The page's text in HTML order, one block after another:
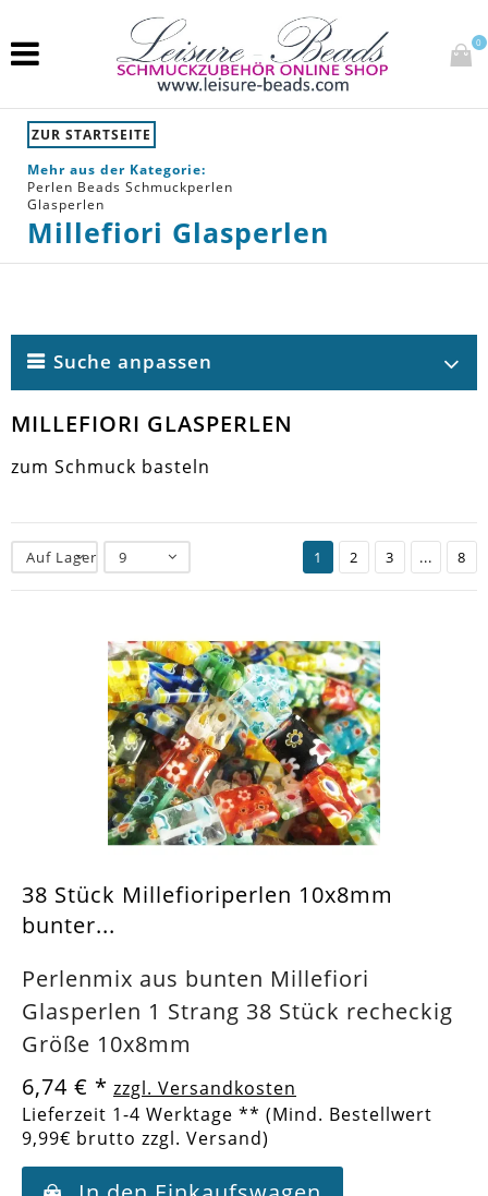
0
ZUR STARTSEITE
Mehr aus der Kategorie:
Perlen Beads Schmuckperlen
Glasperlen
Millefiori Glasperlen
Suche anpassen
MILLEFIORI GLASPERLEN
zum Schmuck basteln
Auf Lager 9 1 2 3 ... 8
38 Stück Millefioriperlen 10x8mm
bunter...
Perlenmix aus bunten Millefiori
Glasperlen 1 Strang 38 Stück recheckig
Größe 10x8mm
6,74 € * zzgl. Versandkosten
Lieferzeit 1-4 Werktage ** (Mind. Bestellwert
9,99€ brutto zzgl. Versand)